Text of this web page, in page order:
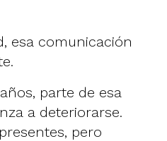
esa comunicación
parte de esa
a deteriorarse.
pero